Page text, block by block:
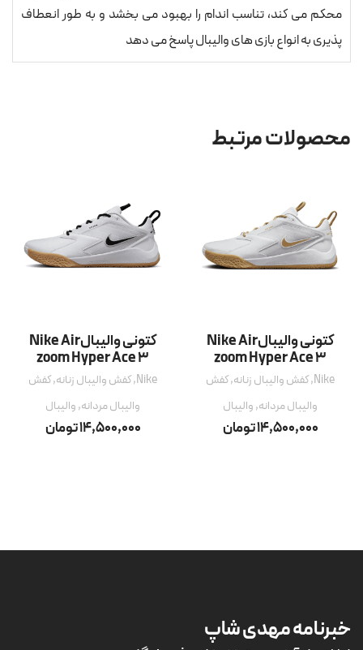
محکم می کند، تناسب اندام را بهبود می بخشد و به طور انعطاف
پذیری به انواع بازی های والیبال پاسخ می دهد
محصولات مرتبط
کتونی والیبالNike Air
zoom Hyper Ace 3
Nike
,کفش والیبال زنانه,کفش
والیبال مردانه,والیبال
14,500,000تومان
کتونی والیبالNike Air
zoom Hyper Ace 3
Nike
,کفش والیبال زنانه,کفش
والیبال مردانه,والیبال
14,500,000تومان
خبرنامه مهدی شاپ